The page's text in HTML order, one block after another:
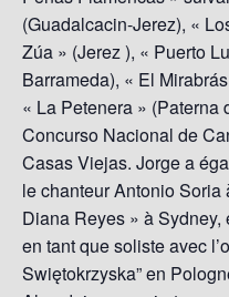
(Guadalcacin-Jerez), «
Zúa » (Jerez ), « Puerto
Barrameda), « El
« La Petenera » (Paterna
Concurso Nacional de
Casas Viejas. Jorge a
le chanteur Antonio
Diana Reyes » à
en tant que soliste avec
Swiętokrzyska” en